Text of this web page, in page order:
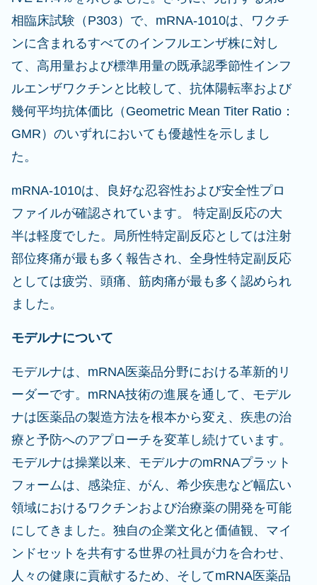
相臨床試験（P303）で、mRNA-1010は、ワクチ
ンに含まれるすべてのインフルエンザ株に対し
て、高用量および標準用量の既承認季節性インフ
ルエンザワクチンと比較して、抗体陽転率および
幾何平均抗体価比（Geometric Mean Titer Ratio：
GMR）のいずれにおいても優越性を示しまし
た。
mRNA-1010は、良好な忍容性および安全性プロ
ファイルが確認されています。 特定副反応の大
半は軽度でした。局所性特定副反応としては注射
部位疼痛が最も多く報告され、全身性特定副反応
としては疲労、頭痛、筋肉痛が最も多く認められ
ました。
モデルナについて
モデルナは、mRNA医薬品分野における革新的リ
ーダーです。mRNA技術の進展を通して、モデル
ナは医薬品の製造方法を根本から変え、疾患の治
療と予防へのアプローチを変革し続けています。
モデルナは操業以来、モデルナのmRNAプラット
フォームは、感染症、がん、希少疾患など幅広い
領域におけるワクチンおよび治療薬の開発を可能
にしてきました。独自の企業文化と価値観、マイ
ンドセットを共有する世界の社員が力を合わせ、
人々の健康に貢献するため、そしてmRNA医薬品